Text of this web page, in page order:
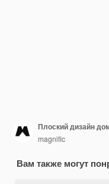
Плоский дизайн
magnific
Вам также могут